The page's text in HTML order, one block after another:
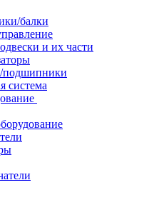
балки
и их части
система